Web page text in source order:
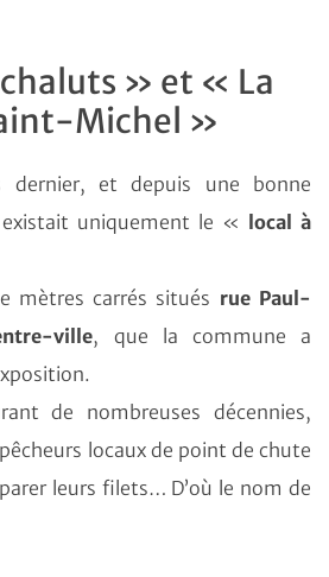
» et « La
Michel »
dernier, et depuis une bonne
existait uniquement le «
local à
mètres carrés situés rue Paul-
ville, que la commune a
de nombreuses décennies,
locaux de point de chute
leurs filets… D’où le nom de